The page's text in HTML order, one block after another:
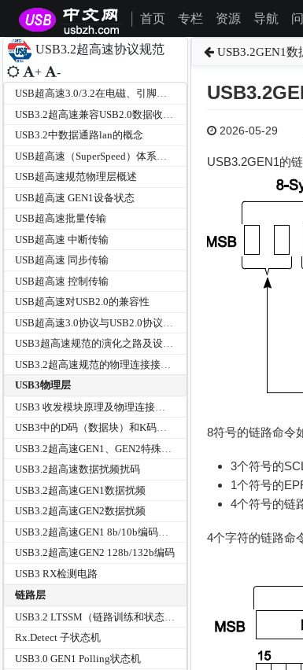
首页 专栏 资源 导航
USB3.2超高速协议规范
+ -
USB超高速3.0/3.2在电磁、引脚定义及物理接口TYPE-C上的变化
USB3.2中数据通路lan的概念
USB超高速规范物理层概述
USB超高速 GEN1设备状态
USB超高速批量传输
USB超高速 中断传输
USB超高速 同步传输
USB超高速 控制传输
USB超高速对USB2.0的兼容性
USB3超高速规范的演化之路及设计目标
USB3物理层
USB3中的D码（数据块）和K码（控制块）
USB3.2超高速数据扰频扰码
USB3.2超高速GEN1数据扰频
USB3.2超高速GEN2数据扰频
USB3.2超高速GEN2 128b/132b编码
USB3 RX检测电路
链路层
Rx.Detect 子状态机
USB3.0 GEN1 Polling状态机
USB3.2GEN1数
2026-05-29
USB3.2GEN1的
8符号的链路命令
3个符号的
1个符号的
4个符号的链
4个字符的链路命